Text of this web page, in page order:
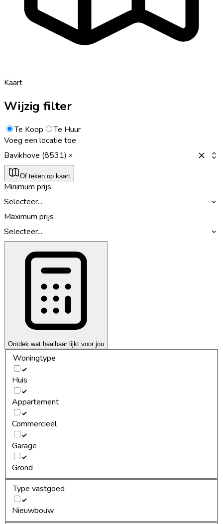
Kaart
Wijzig filter
Te Koop
Te Huur
Voeg een locatie toe
Bavikhove (8531)
Of teken op kaart
Minimum prijs
Selecteer...
Maximum prijs
Selecteer...
Ontdek wat haalbaar lijkt voor jou
Woningtype
Huis
Appartement
Commercieel
Garage
Grond
Type vastgoed
Nieuwbouw